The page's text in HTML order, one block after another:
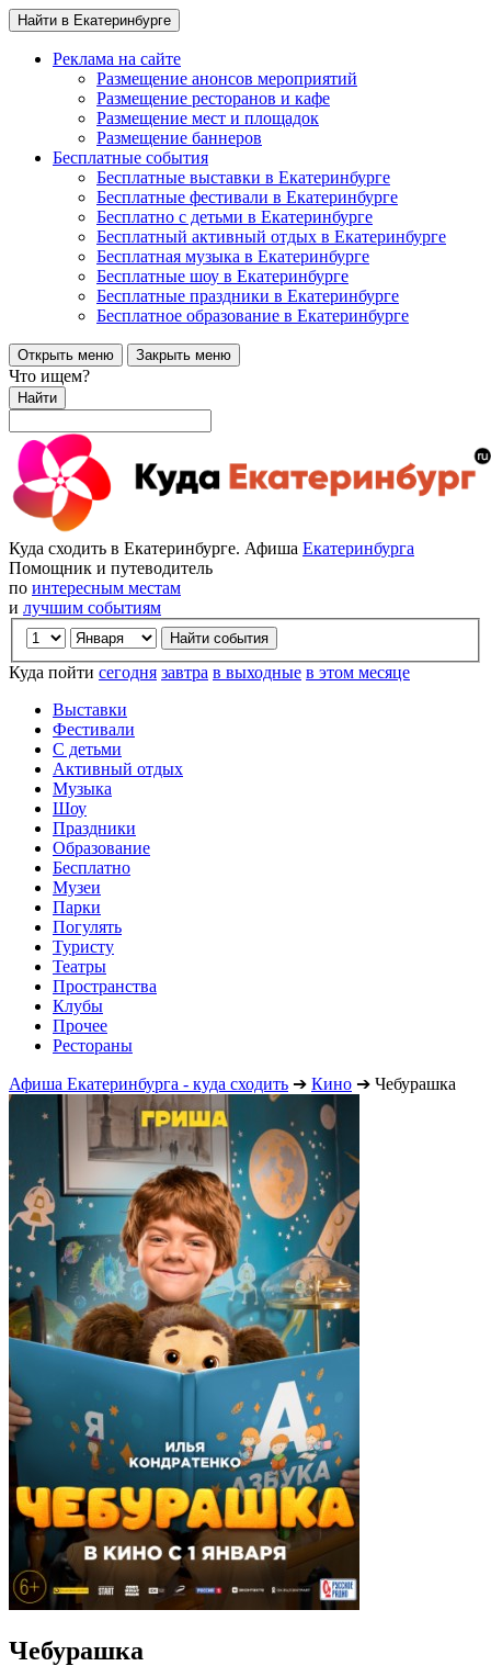
Найти в Екатеринбурге
Реклама на сайте
Размещение анонсов мероприятий
Размещение ресторанов и кафе
Размещение мест и площадок
Размещение баннеров
Бесплатные события
Бесплатные выставки в Екатеринбурге
Бесплатные фестивали в Екатеринбурге
Бесплатно с детьми в Екатеринбурге
Бесплатный активный отдых в Екатеринбурге
Бесплатная музыка в Екатеринбурге
Бесплатные шоу в Екатеринбурге
Бесплатные праздники в Екатеринбурге
Бесплатное образование в Екатеринбурге
Открыть меню Закрыть меню
Что ищем?
Найти
Куда сходить в Екатеринбурге. Афиша Екатеринбурга
Помощник и путеводитель
по интересным местам
и лучшим событиям
Куда пойти сегодня завтра в выходные в этом месяце
Выставки
Фестивали
С детьми
Активный отдых
Музыка
Шоу
Праздники
Образование
Бесплатно
Музеи
Парки
Погулять
Туристу
Театры
Пространства
Клубы
Прочее
Рестораны
Афиша Екатеринбурга - куда сходить ➔ Кино ➔ Чебурашка
Чебурашка